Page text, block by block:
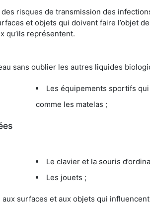
risques de transmission des
et objets qui doivent faire l’objet
qu’ils représentent.
sans oublier les autres liquides
Les équipements sportifs
comme les matelas ;
Le clavier et la souris
Les jouets ;
surfaces et aux objets qui